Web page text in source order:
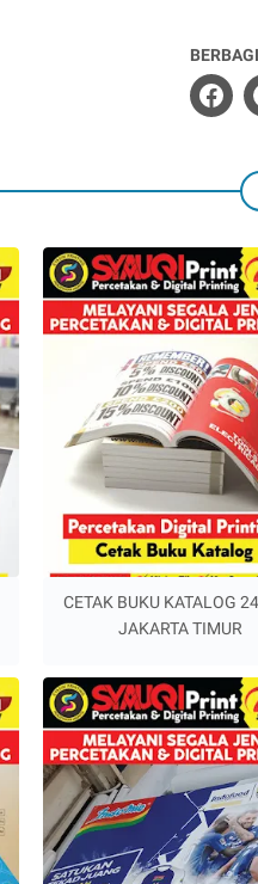
CETAK BUKU KATALOG
JAKARTA TIMUR